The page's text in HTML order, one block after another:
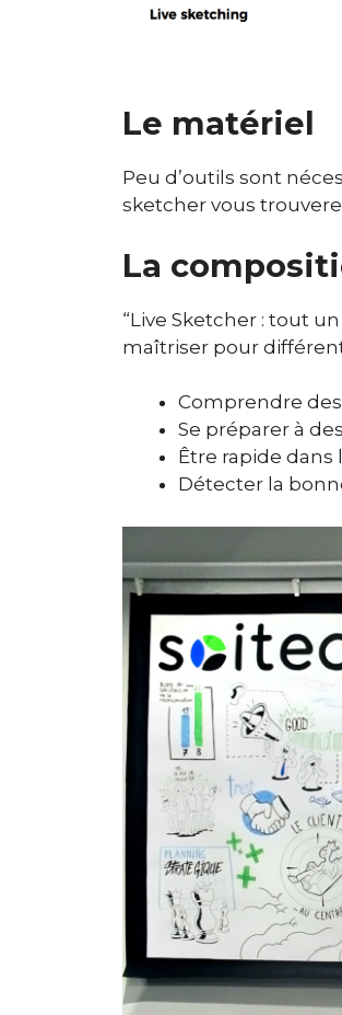
Le matériel
Peu d’outils sont
sketcher vous
La
“Live Sketcher : tout
maîtriser pour
Comprendre
Se préparer à
Être rapide dans
Détecter la